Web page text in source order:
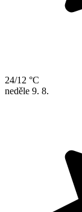
24/12 °C
neděle 9. 8.